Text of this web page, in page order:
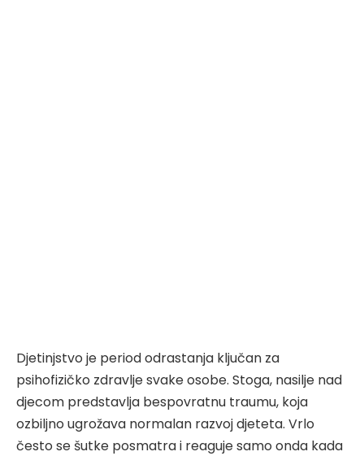
Djetinjstvo je period odrastanja ključan za
psihofizičko zdravlje svake osobe. Stoga, nasilje nad
djecom predstavlja bespovratnu traumu, koja
ozbiljno ugrožava normalan razvoj djeteta. Vrlo
često se šutke posmatra i reaguje samo onda kada